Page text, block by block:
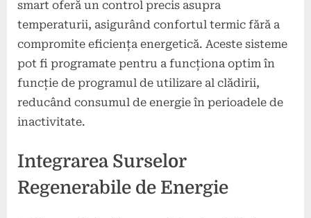
smart oferă un control precis asupra
temperaturii, asigurând confortul termic fără a
compromite eficiența energetică. Aceste sisteme
pot fi programate pentru a funcționa optim în
funcție de programul de utilizare al clădirii,
reducând consumul de energie în perioadele de
inactivitate.
Integrarea Surselor
Regenerabile de Energie